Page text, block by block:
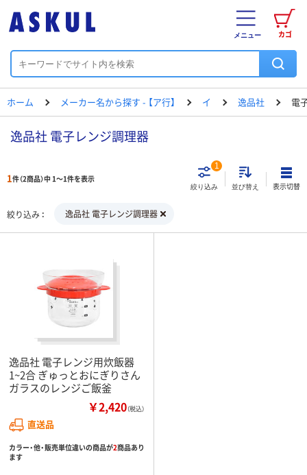
カゴ
メニュー
ホーム メーカー名から探す - 【ア行】 イ 逸品社 電
逸品社 電子レンジ調理器
1件（2商品）中 1～1件を表示
絞り込み
1
並び替え 表示切替
絞り込み 逸品社 電子レンジ調理器
逸品社 電子レンジ用炊飯器
1~2合 ぎゅっとおにぎりさん
ガラスのレンジご飯釜
￥2,420（税込）
直送品
カラー・他・販売単位違いの商品が2商品あり
ます